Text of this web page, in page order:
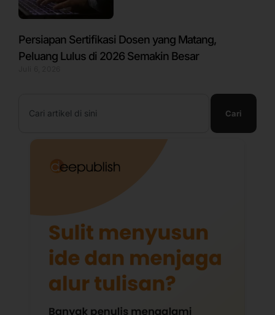
Persiapan Sertifikasi Dosen yang Matang,
Peluang Lulus di 2026 Semakin Besar
Cari